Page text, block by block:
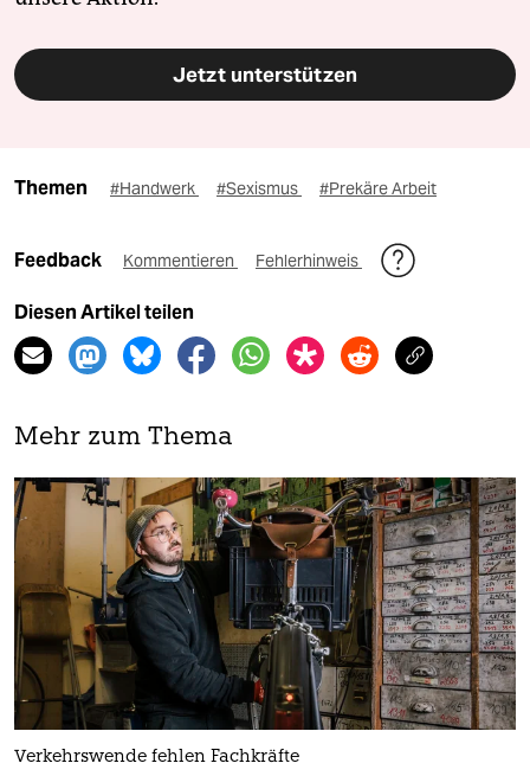
Jetzt unterstützen
Themen #Handwerk #Sexismus #Prekäre Arbeit
Feedback Kommentieren Fehlerhinweis
Diesen Artikel teilen
Mehr zum Thema
Verkehrswende fehlen Fachkräfte